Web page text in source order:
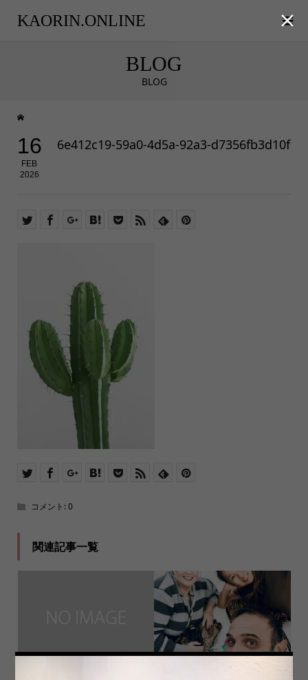
KAORIN.ONLINE
BLOG
BLOG
16
FEB
2026
6e412c19-59a0-4d5a-92a3-d7356fb3d10f
コメント:0
関連記事一覧
